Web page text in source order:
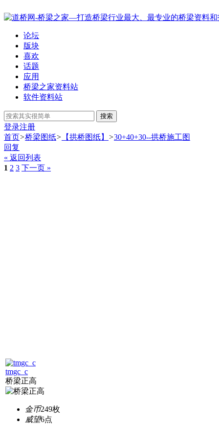
论坛
版块
喜欢
话题
应用
桥梁之家资料站
软件资料站
搜索
登录注册
首页>桥梁图纸> 【拱桥图纸】 >30+40+30--拱桥施工图
回复
« 返回列表
1 2 3 下一页 »
tmgc_c
桥梁正高
金币249枚
威望6点